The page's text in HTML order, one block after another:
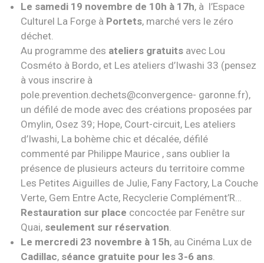
Le samedi 19 novembre de 10h à 17h, à l’Espace
Culturel La Forge à Portets, marché vers le zéro
déchet.
Au programme des ateliers gratuits avec Lou
Cosméto à Bordo, et Les ateliers d’Iwashi 33 (pensez
à vous inscrire à
pole.prevention.dechets@convergence- garonne.fr),
un défilé de mode avec des créations proposées par
Omylin, Osez 39; Hope, Court-circuit, Les ateliers
d’Iwashi, La bohème chic et décalée, défilé
commenté par Philippe Maurice , sans oublier la
présence de plusieurs acteurs du territoire comme
Les Petites Aiguilles de Julie, Fany Factory, La Couche
Verte, Gem Entre Acte, Recyclerie Complément’R…
Restauration sur place concoctée par Fenêtre sur
Quai, seulement sur réservation.
Le mercredi 23 novembre à 15h, au Cinéma Lux de
Cadillac, séance gratuite pour les 3-6 ans.